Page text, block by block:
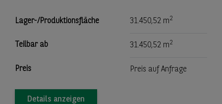
Lager-/Produktionsfläche 31.450,52 m2
Teilbar ab 31.450,52 m2
Preis Preis auf Anfrage
Details anzeigen